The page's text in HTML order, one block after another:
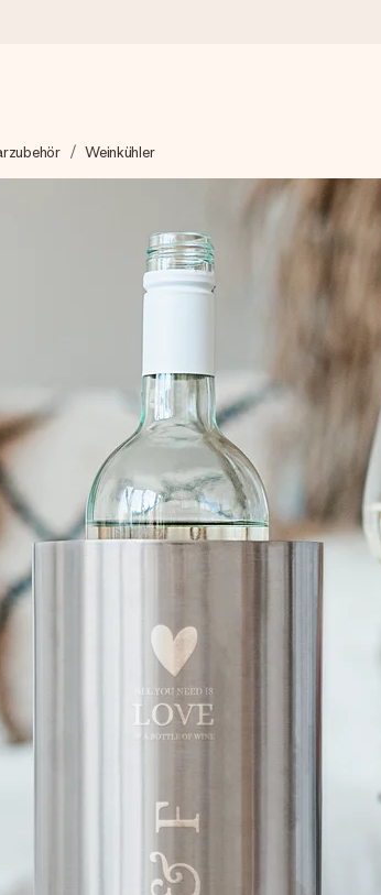
vor und schicken es blitzschnell – damit
Bewertungen)
Kunden bewerten uns mit 4,7 bei Google
Handumdrehen
wenigen Schritten – mit ihrem Namen, deinem
Weinkühler